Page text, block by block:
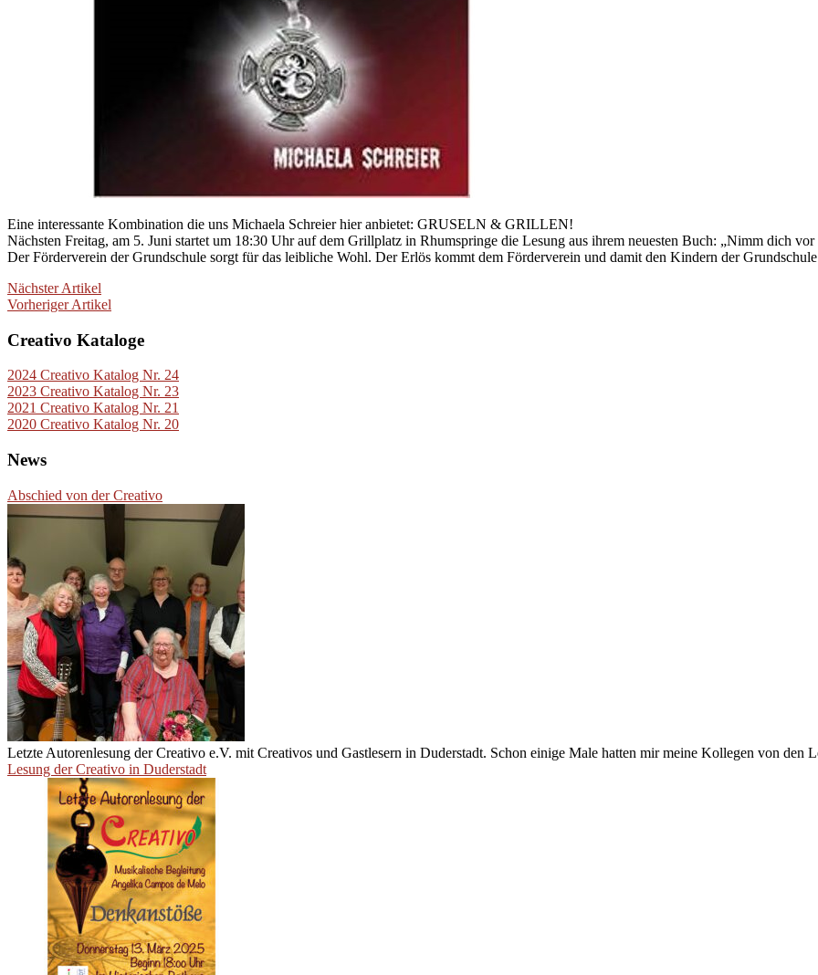
Eine interessante Kombination die uns Michaela Schreier hier anbietet: GRUSELN & GRILLEN!
Nächsten Freitag, am 5. Juni startet um 18:30 Uhr auf dem Grillplatz in Rhumspringe die Lesung aus ihrem neuesten Buch: „Nimm dich
Der Förderverein der Grundschule sorgt für das leibliche Wohl. Der Erlös kommt dem Förderverein und damit den Kindern der
Nächster Artikel
Vorheriger Artikel
Creativo Kataloge
2024 Creativo Katalog Nr. 24
2023 Creativo Katalog Nr. 23
2021 Creativo Katalog Nr. 21
2020 Creativo Katalog Nr. 20
News
Abschied von der Creativo
Letzte Autorenlesung der Creativo e.V. mit Creativos und Gastlesern in Duderstadt. Schon einige Male hatten mir meine Kollegen von den
Lesung der Creativo in Duderstadt